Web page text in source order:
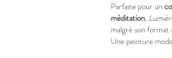
Parfaite pour un
méditation,
malgré son
Une peinture